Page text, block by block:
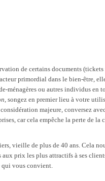
de certains documents
primordial dans le bien-être,
ménagères ou autres individus en
, songez en premier lieu à votre
majeure, conversez
car cela empêche la perte de
vieille de plus de 40 ans. Cela
prix les plus attractifs à ses
qui vous convient.